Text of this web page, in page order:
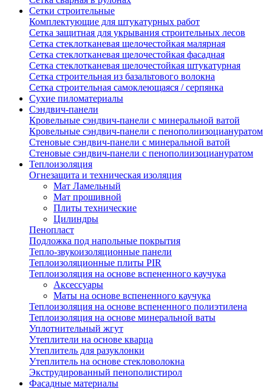
Сетки строительные
Комплектующие для штукатурных работ
Сетка защитная для укрывания строительных лесов
Сетка стеклотканевая щелочестойкая малярная
Сетка стеклотканевая щелочестойкая фасадная
Сетка стеклотканевая щелочестойкая штукатурная
Сетка строительная из базальтового волокна
Сетка строительная самоклеющаяся / серпянка
Сухие пиломатериалы
Сэндвич-панели
Кровельные сэндвич-панели с минеральной ватой
Кровельные сэндвич-панели с пенополиизоциануратом
Стеновые сэндвич-панели с минеральной ватой
Стеновые сэндвич-панели с пенополиизоциануратом
Теплоизоляция
Огнезащита и техническая изоляция
Мат Ламельный
Мат прошивной
Плиты технические
Цилиндры
Пенопласт
Подложка под напольные покрытия
Тепло-звукоизоляционные панели
Теплоизоляционные плиты PIR
Теплоизоляция на основе вспененного каучука
Аксессуары
Маты на основе вспененного каучука
Теплоизоляция на основе вспененного полиэтилена
Теплоизоляция на основе минеральной ваты
Уплотнительный жгут
Утеплители на основе кварца
Утеплитель для разуклонки
Утеплитель на основе стекловолокна
Экструдированный пенополистирол
Фасадные материалы